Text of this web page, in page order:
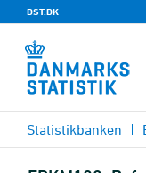
DST.DK
Statistikbanken